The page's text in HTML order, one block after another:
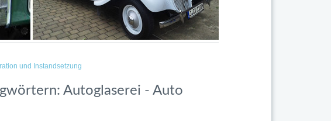
und Instandsetzung
Autoglaserei - Auto